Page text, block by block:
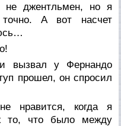
джентльмен, но я
А вот насчет
вызвал у Фернандо
прошел, он спросил
нравится, когда я
то, что было между